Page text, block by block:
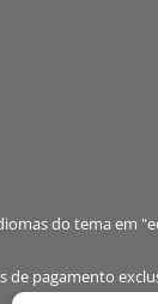
do tema em
de pagamento